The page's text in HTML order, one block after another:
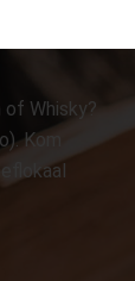
of Whisky?
Kom